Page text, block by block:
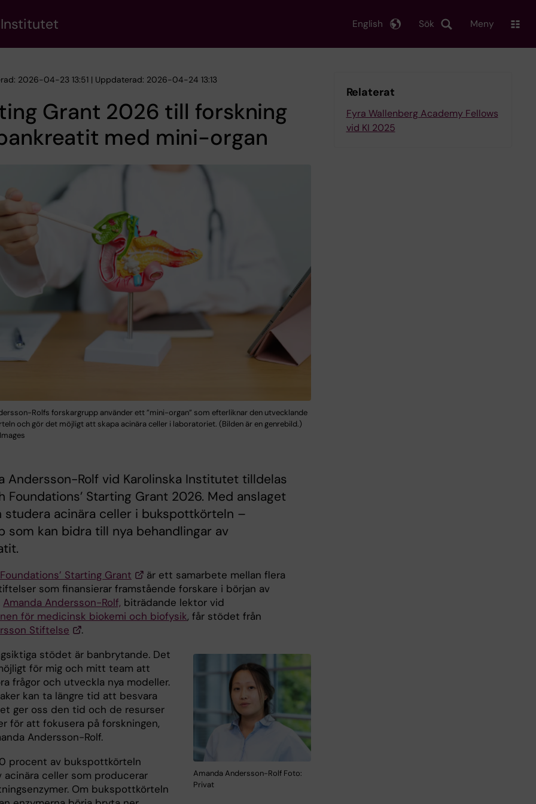
Sök
English Meny
2026-04-23 13:51 | Uppdaterad: 2026-04-24 13:13
Grant 2026 till forskning
med mini-organ
Rolfs forskargrupp använder ett ”mini-organ” som efterliknar den utvecklande
och gör det möjligt att skapa acinära celler i laboratoriet. (Bilden är en genrebild.)
Andersson-Rolf vid Karolinska Institutet tilldelas
Foundations’ Starting Grant 2026. Med anslaget
studera acinära celler i bukspottkörteln –
som kan bidra till nya behandlingar av
Starting Grant
är ett samarbete mellan flera
som finansierar framstående forskare i början av
Amanda Andersson-Rolf, biträdande lektor vid
för medicinsk biokemi och biofysik, får stödet från
Stiftelse
.
Amanda Andersson-Rolf Foto:
Privat
stödet är banbrytande. Det
för mig och mitt team att
frågor och utveckla nya modeller.
kan ta längre tid att besvara
ger oss den tid och de resurser
för att fokusera på forskningen,
Andersson-Rolf.
procent av bukspottkörteln
acinära celler som producerar
Om bukspottkörteln
Relaterat
Fyra Wallenberg Academy Fellows
vid KI 2025